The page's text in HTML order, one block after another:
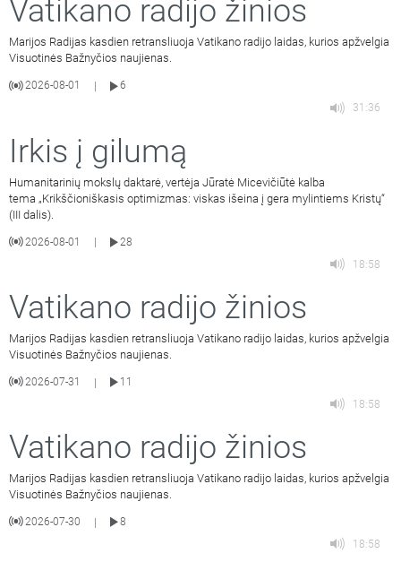
Vatikano radijo žinios
Marijos Radijas kasdien retransliuoja Vatikano radijo laidas, kurios apžvelgia
Visuotinės Bažnyčios naujienas.
2026-08-01
6
31:36
Irkis į gilumą
Humanitarinių mokslų daktarė, vertėja Jūratė Micevičiūtė kalba
tema „Krikščioniškasis optimizmas: viskas išeina į gera mylintiems Kristų“
(III dalis).
2026-08-01
28
18:58
Vatikano radijo žinios
Marijos Radijas kasdien retransliuoja Vatikano radijo laidas, kurios apžvelgia
Visuotinės Bažnyčios naujienas.
2026-07-31 |
11
18:58
Vatikano radijo žinios
Marijos Radijas kasdien retransliuoja Vatikano radijo laidas, kurios apžvelgia
Visuotinės Bažnyčios naujienas.
2026-07-30 |
8
18:58